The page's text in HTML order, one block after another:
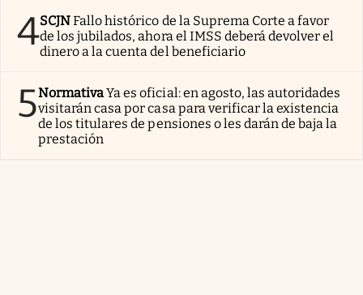
4SCJNFallo histórico de la Suprema Corte a favor
de los jubilados, ahora el IMSS deberá devolver el
dinero a la cuenta del beneficiario
5NormativaYa es oficial: en agosto, las autoridades
visitarán casa por casa para verificar la existencia
de los titulares de pensiones o les darán de baja la
prestación